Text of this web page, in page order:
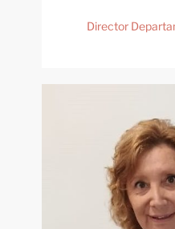
Director